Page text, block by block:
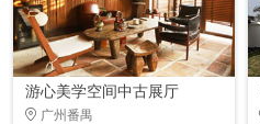
游心美学空间中古展厅
广州番禺